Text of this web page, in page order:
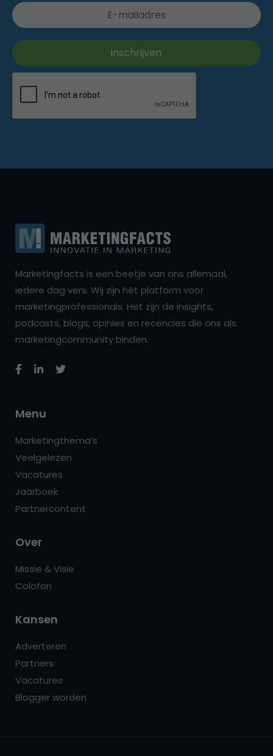
Marketingfacts is een beetje van ons allemaal,
iedere dag vers. Wij zijn hét platform voor
marketingprofessionals. Het zijn de insights,
podcasts, blogs, opinies en recencies die ons als
marketingcommunity binden.
Menu
Marketingthema’s
Veelgelezen
Vacatures
Jaarboek
Partnercontent
Over
Missie & Visie
Colofon
Kansen
Adverteren
Partners
Vacatures
Blogger worden